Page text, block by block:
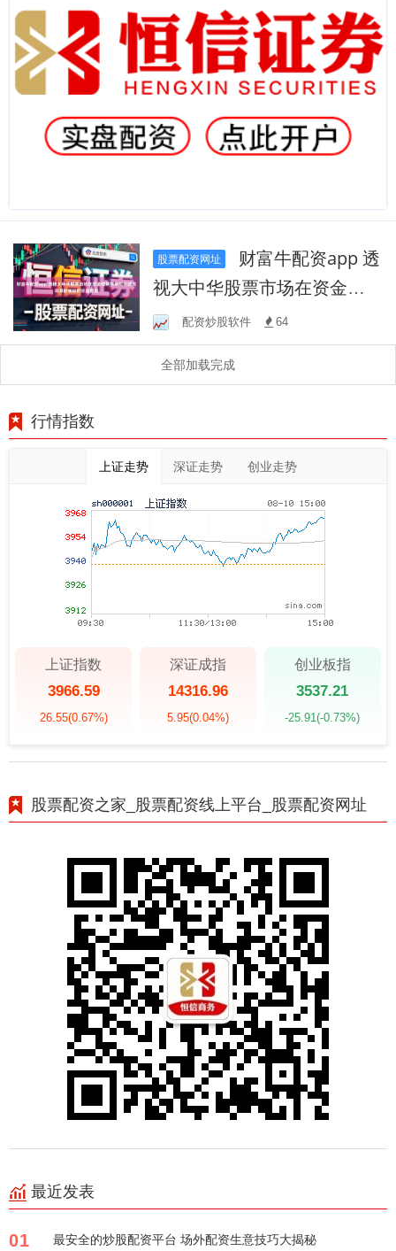
股票配资网址
视大中华股票市场在资金短
期集中后迅速流向其他板块
的阶段背景
配资炒股软件 64
全部加载完成
行情指数
上证走势 深证走势 创业走势
上证指数
3966.59
26.55(0.67%)
深证成指
14316.96
5.95(0.04%)
创业板指
3537.21
-25.91(-0.73%)
股票配资之家_股票配资线上平台_股票配资网址
最近发表
01 最安全的炒股配资平台 场外配资生意技巧大揭秘